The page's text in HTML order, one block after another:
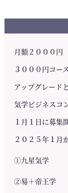
月額２０００円
３０００円コー
アップグレード
気学ビジネスコ
１月１日に募集
２０２５年１月
①九星気学
②易＋帝王学